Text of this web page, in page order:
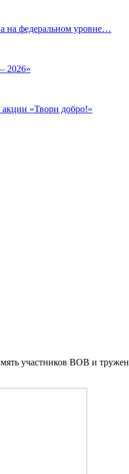
на федеральном уровне…
2026»
«Твори добро!»
участников ВОВ и